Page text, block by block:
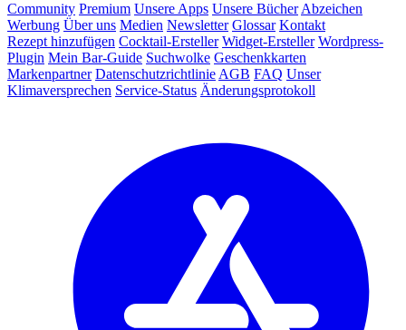
Community Premium Unsere Apps Unsere Bücher Abzeichen
Werbung Über uns Medien Newsletter Glossar Kontakt
Rezept hinzufügen Cocktail-Ersteller Widget-Ersteller Wordpress-
Plugin Mein Bar-Guide Suchwolke Geschenkkarten
Markenpartner Datenschutzrichtlinie AGB FAQ Unser
Klimaversprechen Service-Status Änderungsprotokoll